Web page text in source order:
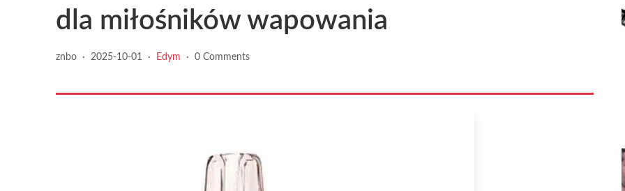
dla miłośników wapowania
znbo · 2025-10-01 · Edym · 0 Comments